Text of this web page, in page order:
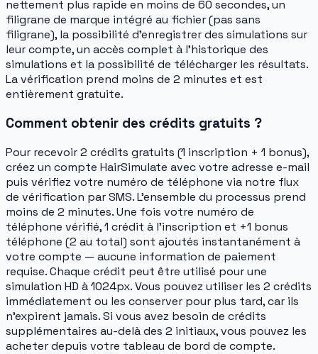
nettement plus rapide en moins de 60 secondes, un
filigrane de marque intégré au fichier (pas sans
filigrane), la possibilité d'enregistrer des simulations sur
leur compte, un accès complet à l'historique des
simulations et la possibilité de télécharger les résultats.
La vérification prend moins de 2 minutes et est
entièrement gratuite.
Comment obtenir des crédits gratuits ?
Pour recevoir 2 crédits gratuits (1 inscription + 1 bonus),
créez un compte HairSimulate avec votre adresse e-mail
puis vérifiez votre numéro de téléphone via notre flux
de vérification par SMS. L'ensemble du processus prend
moins de 2 minutes. Une fois votre numéro de
téléphone vérifié, 1 crédit à l'inscription et +1 bonus
téléphone (2 au total) sont ajoutés instantanément à
votre compte — aucune information de paiement
requise. Chaque crédit peut être utilisé pour une
simulation HD à 1024px. Vous pouvez utiliser les 2 crédits
immédiatement ou les conserver pour plus tard, car ils
n'expirent jamais. Si vous avez besoin de crédits
supplémentaires au-delà des 2 initiaux, vous pouvez les
acheter depuis votre tableau de bord de compte.